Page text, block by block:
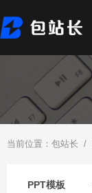
当前位置： 包站长 /
PPT模板